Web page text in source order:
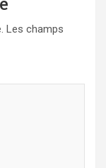
Les champs